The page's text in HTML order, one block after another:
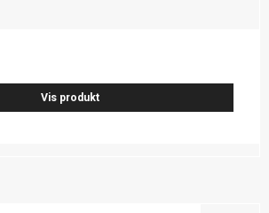
Vis produkt